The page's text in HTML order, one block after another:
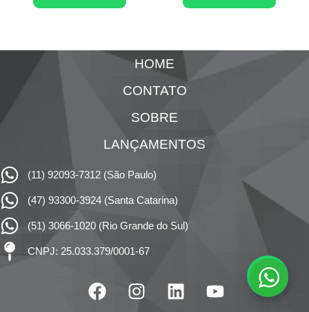
HOME
CONTATO
SOBRE
LANÇAMENTOS
(11) 92093-7312 (São Paulo)
(47) 93300-3924 (Santa Catarina)
(51) 3066-1020 (Rio Grande do Sul)
CNPJ: 25.033.379/0001-67